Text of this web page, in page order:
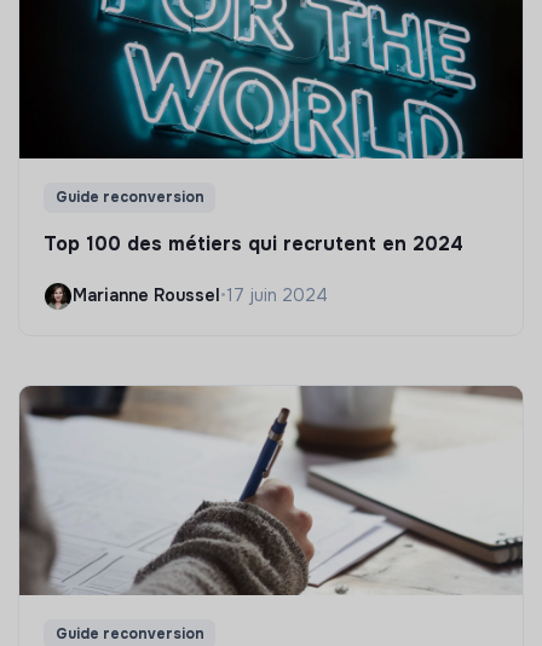
Guide reconversion
Top 100 des métiers qui recrutent en 2024
Marianne Roussel•17 juin 2024
Guide reconversion